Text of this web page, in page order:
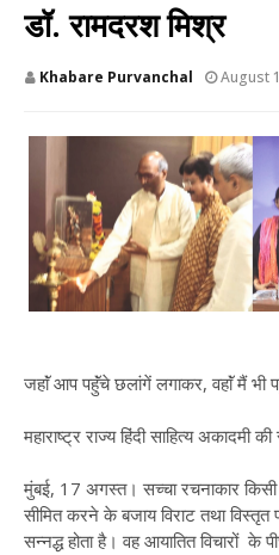
डॉ. रामदरश मिश्र
Khabare Purvanchal August
जहाॅं आप पहुॅंचे छलांगें लगाकर, वहाॅं मैं भी
महाराष्ट्र राज्य हिंदी साहित्य अकादमी
मुंबई, 17 अगस्त। सच्चा रचनाकार किसी
सीमित करने के बजाय विराट तथा
सन्नद्ध होता है। वह आयातित विचारों के